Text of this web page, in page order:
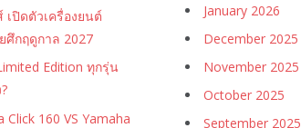
เปิดตัวเครื่องยนต์
กฤดูกาล 2027
Edition ทุกรุ่น
160 VS Yamaha
January 2026
December 2025
November 2025
October 2025
September 2025